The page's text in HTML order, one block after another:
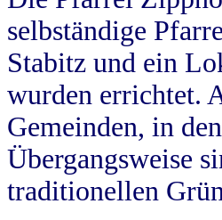
selbständige
Stabitz und ein
wurden errichtet.
Gemeinden, in
Übergangsweise
traditionellen